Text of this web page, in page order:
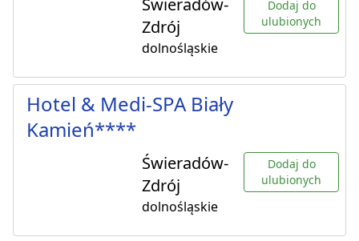
Świeradów-
Zdrój
dolnośląskie
Dodaj do
ulubionych
Hotel & Medi-SPA Biały
Kamień****
Świeradów-
Zdrój
dolnośląskie
Dodaj do
ulubionych